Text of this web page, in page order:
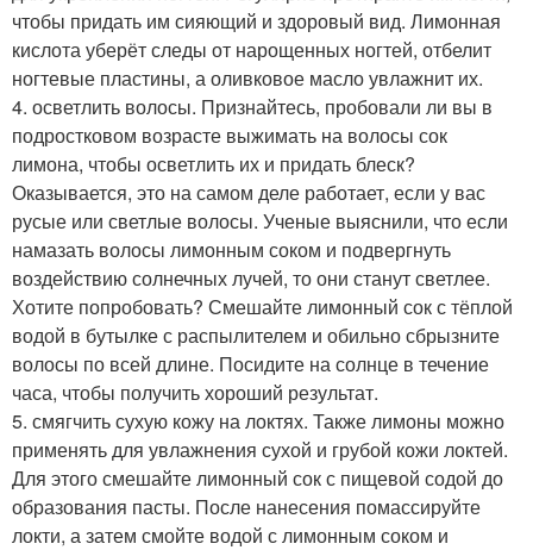
чтобы придать им сияющий и здоровый вид. Лимонная
кислота уберёт следы от нарощенных ногтей, отбелит
ногтевые пластины, а оливковое масло увлажнит их.
4. осветлить волосы. Признайтесь, пробовали ли вы в
подростковом возрасте выжимать на волосы сок
лимона, чтобы осветлить их и придать блеск?
Оказывается, это на самом деле работает, если у вас
русые или светлые волосы. Ученые выяснили, что если
намазать волосы лимонным соком и подвергнуть
воздействию солнечных лучей, то они станут светлее.
Хотите попробовать? Смешайте лимонный сок с тёплой
водой в бутылке с распылителем и обильно сбрызните
волосы по всей длине. Посидите на солнце в течение
часа, чтобы получить хороший результат.
5. смягчить сухую кожу на локтях. Также лимоны можно
применять для увлажнения сухой и грубой кожи локтей.
Для этого смешайте лимонный сок с пищевой содой до
образования пасты. После нанесения помассируйте
локти, а затем смойте водой с лимонным соком и